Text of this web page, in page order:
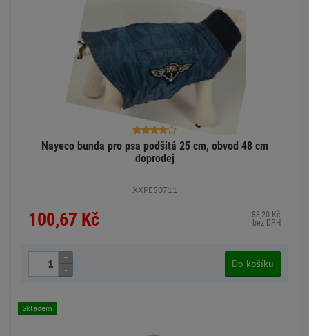
Nayeco bunda pro psa podšitá 25 cm, obvod 48 cm
doprodej
XXPE50711
100,67 Kč
83,20 Kč
bez DPH
+
-
Do košíku
Skladem